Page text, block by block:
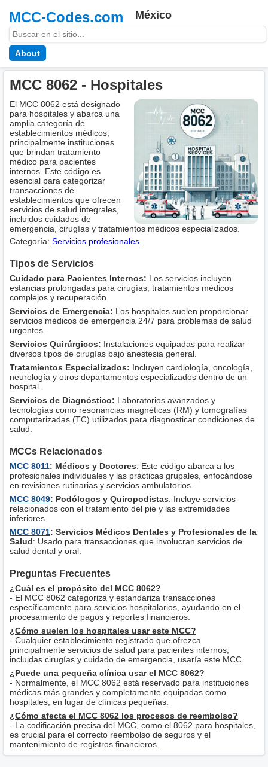
MCC-Codes.com México
About
MCC 8062 - Hospitales
El MCC 8062 está designado
para hospitales y abarca una
amplia categoría de
establecimientos médicos,
principalmente instituciones
que brindan tratamiento
médico para pacientes
internos. Este código es
esencial para categorizar
transacciones de
establecimientos que ofrecen
servicios de salud integrales,
incluidos cuidados de
emergencia, cirugías y tratamientos médicos especializados.
Categoría: Servicios profesionales
Tipos de Servicios
Cuidado para Pacientes Internos: Los servicios incluyen
estancias prolongadas para cirugías, tratamientos médicos
complejos y recuperación.
Servicios de Emergencia: Los hospitales suelen proporcionar
servicios médicos de emergencia 24/7 para problemas de salud
urgentes.
Servicios Quirúrgicos: Instalaciones equipadas para realizar
diversos tipos de cirugías bajo anestesia general.
Tratamientos Especializados: Incluyen cardiología, oncología,
neurología y otros departamentos especializados dentro de un
hospital.
Servicios de Diagnóstico: Laboratorios avanzados y
tecnologías como resonancias magnéticas (RM) y tomografías
computarizadas (TC) utilizados para diagnosticar condiciones de
salud.
MCCs Relacionados
MCC 8011: Médicos y Doctores: Este código abarca a los
profesionales individuales y las prácticas grupales, enfocándose
en revisiones rutinarias y servicios ambulatorios.
MCC 8049: Podólogos y Quiropodistas: Incluye servicios
relacionados con el tratamiento del pie y las extremidades
inferiores.
MCC 8071: Servicios Médicos Dentales y Profesionales de la
Salud: Usado para transacciones que involucran servicios de
salud dental y oral.
Preguntas Frecuentes
¿Cuál es el propósito del MCC 8062?
- El MCC 8062 categoriza y estandariza transacciones
específicamente para servicios hospitalarios, ayudando en el
procesamiento de pagos y reportes financieros.
¿Cómo suelen los hospitales usar este MCC?
- Cualquier establecimiento registrado que ofrezca
principalmente servicios de salud para pacientes internos,
incluidas cirugías y cuidado de emergencia, usaría este MCC.
¿Puede una pequeña clínica usar el MCC 8062?
- Normalmente, el MCC 8062 está reservado para instituciones
médicas más grandes y completamente equipadas como
hospitales, en lugar de clínicas pequeñas.
¿Cómo afecta el MCC 8062 los procesos de reembolso?
- La codificación precisa del MCC, como el 8062 para hospitales,
es crucial para el correcto reembolso de seguros y el
mantenimiento de registros financieros.